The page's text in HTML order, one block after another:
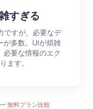
すぎる
ですが、必要なデ
が多数。UIが煩雑
必要な情報のエク
ます。
無料プラン比較